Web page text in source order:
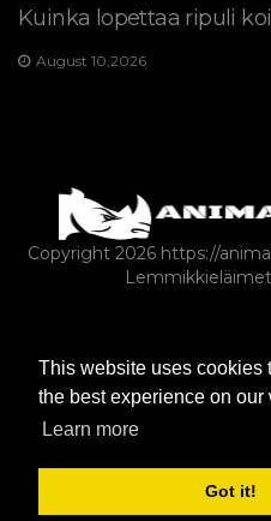
This website uses cookies
the best experience on our
Learn more
Got it!
Kuinka lopettaa ripuli
August 10,2026
Copyright 2026 https://
MATELIJAT JA
KALAT JA AKVAARIOT